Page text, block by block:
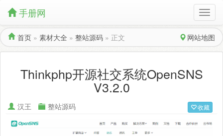
手册网
首页 » 素材大全 » 整站源码 » 正文 网站地图
Thinkphp开源社交系统OpenSNS
V3.2.0
汉王 整站源码 收藏